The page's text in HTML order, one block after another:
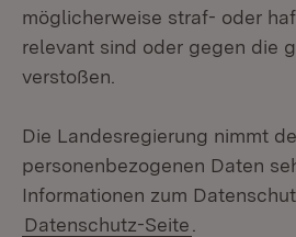
möglicherweise straf- oder
relevant sind oder gegen die
verstoßen.
Die Landesregierung nimmt
personenbezogenen Daten
Informationen zum
Datenschutz-Seite